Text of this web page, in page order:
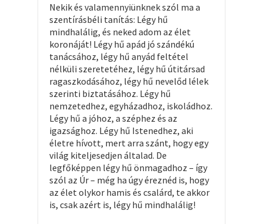
Nekik és valamennyiünknek szól ma a
szentírásbéli tanítás: Légy hű
mindhalálig, és neked adom az élet
koronáját! Légy hű apád jó szándékú
tanácsához, légy hű anyád feltétel
nélküli szeretetéhez, légy hű útitársad
ragaszkodásához, légy hű nevelőd lélek
szerinti biztatásához. Légy hű
nemzetedhez, egyházadhoz, iskoládhoz.
Légy hű a jóhoz, a széphez és az
igazsághoz. Légy hű Istenedhez, aki
életre hívott, mert arra szánt, hogy egy
világ kiteljesedjen általad. De
legfőképpen légy hű önmagadhoz – így
szól az Úr – még ha úgy éreznéd is, hogy
az élet olykor hamis és csalárd, te akkor
is, csak azért is, légy hű mindhalálig!